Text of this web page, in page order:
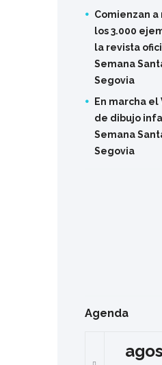
Comienzan
los 3.000
la revista
Semana
Segovia
En marcha el
de dibujo
Semana
Segovia
Agenda